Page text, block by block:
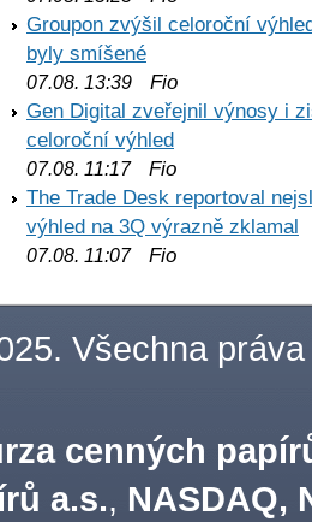
Groupon zvýšil celoroční
byly smíšené
07.08. 13:39 Fio
Gen Digital zveřejnil výnosy i
celoroční výhled
07.08. 11:17Fio
The Trade Desk reportoval
výhled na 3Q výrazně zklamal
07.08. 11:07Fio
Všechna práva
cenných
a.s., NASDAQ,